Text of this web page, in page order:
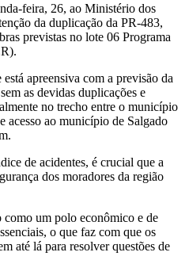
feira, 26, ao Ministério dos
da duplicação da PR-483,
previstas no lote 06 Programa
apreensiva com a previsão da
as devidas duplicações e
no trecho entre o município
acesso ao município de Salgado
de acidentes, é crucial que a
dos moradores da região
um polo econômico e de
o que faz com que os
até lá para resolver questões de